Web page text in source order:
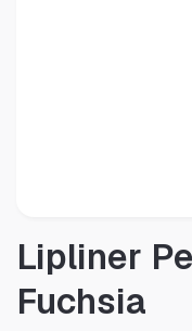
Lipliner
Fuchsia